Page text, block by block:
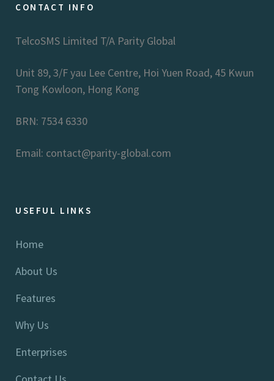
CONTACT INFO
TelcoSMS Limited T/A Parity Global
Unit 89, 3/F yau Lee Centre, Hoi Yuen Road, 45 Kwun
Tong Kowloon, Hong Kong
BRN: 7534 6330
Email: contact@parity-global.com
USEFUL LINKS
Home
About Us
Features
Why Us
Enterprises